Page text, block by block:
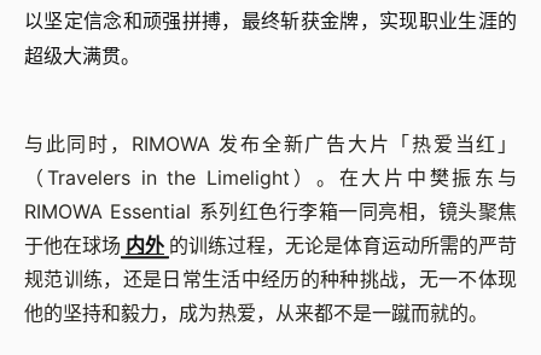
以坚定信念和顽强拼搏，最终斩获金牌，实现职业生涯的
超级大满贯。
与此同时，RIMOWA 发布全新广告大片「热爱当红」
（Travelers in the Limelight）。在大片中樊振东与
RIMOWA Essential 系列红色行李箱一同亮相，镜头聚焦
于他在球场 内外 的训练过程，无论是体育运动所需的严苛
规范训练，还是日常生活中经历的种种挑战，无一不体现
他的坚持和毅力，成为热爱，从来都不是一蹴而就的。